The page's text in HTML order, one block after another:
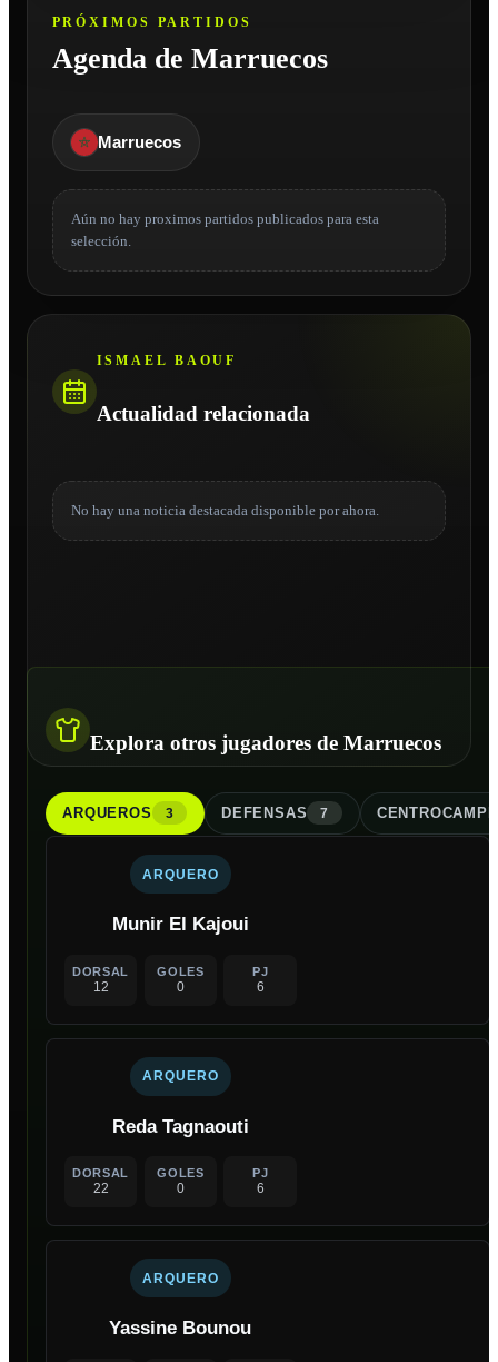
PRÓXIMOS PARTIDOS
Agenda de Marruecos
Marruecos
Aún no hay proximos partidos publicados para esta
selección.
ISMAEL BAOUF
Actualidad relacionada
No hay una noticia destacada disponible por ahora.
Explora otros jugadores de Marruecos
ARQUEROS 3 DEFENSAS 7
ARQUERO
Munir El Kajoui
DORSAL
12
GOLES
0
PJ
6
ARQUERO
Reda Tagnaouti
DORSAL
22
GOLES
0
PJ
6
ARQUERO
Yassine Bounou